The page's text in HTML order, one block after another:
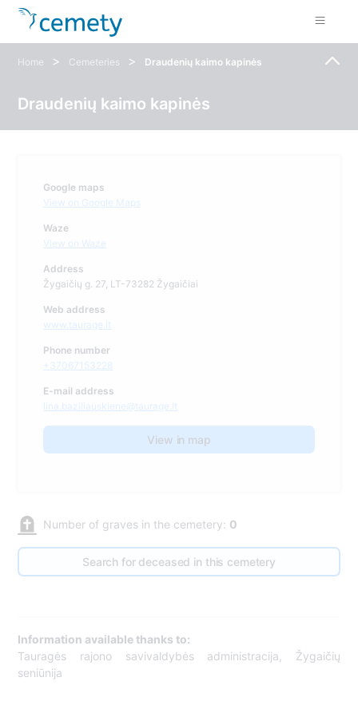
Home > Cemeteries > Draudenių kaimo kapinės
Draudenių kaimo kapinės
Google maps
View on Google Maps
Waze
View on Waze
Address
Žygaičių g. 27, LT-73282 Žygaičiai
Web address
www.taurage.lt
Phone number
+37067153228
E-mail address
lina.baziliauskiene@taurage.lt
View in map
Number of graves in the cemetery: 0
Search for deceased in this cemetery
Information available thanks to:
Tauragės rajono savivaldybės administracija, Žygaičių
seniūnija